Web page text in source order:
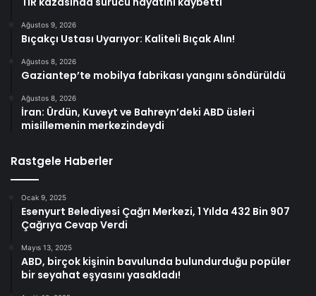
Ağustos 9, 2026
Bıçakçı Ustası Uyarıyor: Kaliteli Bıçak Alın!
Ağustos 8, 2026
Gaziantep’te mobilya fabrikası yangını söndürüldü
Ağustos 8, 2026
İran: Ürdün, Kuveyt ve Bahreyn’deki ABD üsleri
misillemenin merkezindeydi
Rastgele Haberler
Ocak 9, 2025
Esenyurt Belediyesi Çağrı Merkezi, 1 Yılda 432 Bin 907
Çağrıya Cevap Verdi
Mayıs 13, 2025
ABD, birçok kişinin bavulunda bulundurduğu popüler
bir seyahat eşyasını yasakladı!